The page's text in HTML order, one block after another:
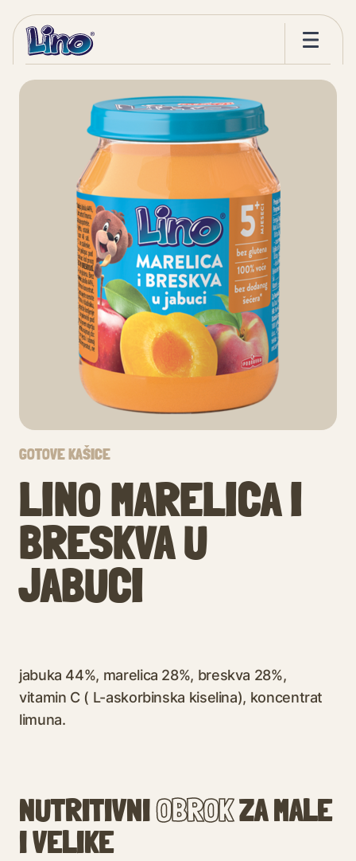
GOTOVE KAŠICE
LINO MARELICA I
BRESKVA U
JABUCI
jabuka 44%, marelica 28%, breskva 28%,
vitamin C ( L-askorbinska kiselina), koncentrat
limuna.
NUTRITIVNIOBROKZA MALE
I VELIKE